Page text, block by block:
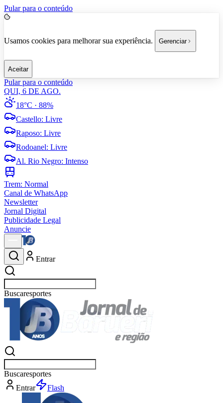
Pular para o conteúdo
Usamos cookies para melhorar sua experiência. Gerenciar
Aceitar
Pular para o conteúdo
QUI, 6 DE AGO.
18°C · 88%
Castello: Livre
Raposo: Livre
Rodoanel: Livre
Al. Rio Negro: Intenso
Trem: Normal
Canal de WhatsApp
Newsletter
Jornal Digital
Publicidade Legal
Anuncie
Entrar
Buscarn
Buscarn
Entrar
Explorar